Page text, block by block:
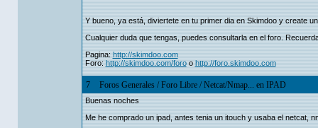
Y bueno, ya está, diviertete en tu primer dia en Skimdoo y create
Cualquier duda que tengas, puedes consultarla en el foro.
Pagina: http://skimdoo.com
Foro: http://skimdoo.com/foroo http://foro.skimdoo.com
7 Foros Generales/Foro Libre/Netcat/Nmap... en IPAD
Buenas noches
Me he comprado un ipad, antes tenia un itouch y usaba el netcat,